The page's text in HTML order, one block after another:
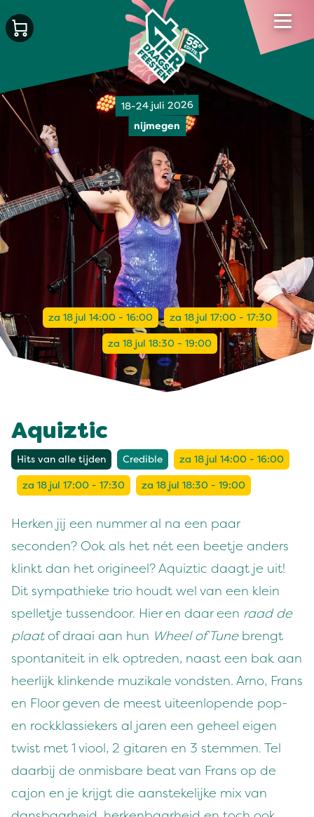
18-24 juli 2026
nijmegen
za 18 jul 14:00 - 16:00 za 18 jul 17:00 - 17:30
za 18 jul 18:30 - 19:00
Aquiztic
Hits van alle tijden Credible za 18 jul 14:00 - 16:00
za 18 jul 17:00 - 17:30 za 18 jul 18:30 - 19:00
Herken jij een nummer al na een paar
seconden? Ook als het nét een beetje anders
klinkt dan het origineel? Aquiztic daagt je uit!
Dit sympathieke trio houdt wel van een klein
spelletje tussendoor. Hier en daar een raad de
plaatof draai aan hun Wheel of Tunebrengt
spontaniteit in elk optreden, naast een bak aan
heerlijk klinkende muzikale vondsten. Arno, Frans
en Floor geven de meest uiteenlopende pop-
en rockklassiekers al jaren een geheel eigen
twist met 1 viool, 2 gitaren en 3 stemmen. Tel
daarbij de onmisbare beat van Frans op de
cajon en je krijgt die aanstekelijke mix van